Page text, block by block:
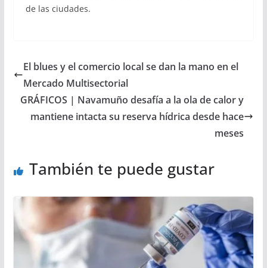
de las ciudades.
El blues y el comercio local se dan la mano en el
Mercado Multisectorial
GRÁFICOS | Navamuño desafía a la ola de calor y
mantiene intacta su reserva hídrica desde hace
meses
También te puede gustar